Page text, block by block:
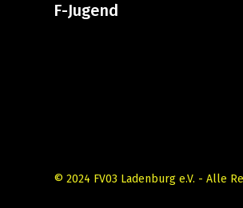
F-Jugend
© 2024 FV03 Ladenburg e.V. - Alle